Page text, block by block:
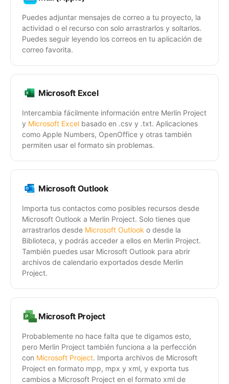
Puedes adjuntar mensajes de correo a tu proyecto, la
actividad o el recurso con solo arrastrarlos y soltarlos.
Puedes seguir leyendo los correos en tu aplicación de
correo favorita.
Microsoft Excel
Intercambia fácilmente información entre Merlin Project
y Microsoft Excel basado en .csv y .txt. Aplicaciones
como Apple Numbers, OpenOffice y otras también
permiten usar el formato sin problemas.
Microsoft Outlook
Importa tus contactos como posibles recursos desde
Microsoft Outlook a Merlin Project. Solo tienes que
arrastrarlos desde Microsoft Outlook o desde la
Biblioteca, y podrás acceder a ellos en Merlin Project.
También puedes usar Microsoft Outlook para abrir
archivos de calendario exportados desde Merlin
Project.
Microsoft Project
Probablemente no hace falta que te digamos esto,
pero Merlin Project también funciona a la perfección
con Microsoft Project. Importa archivos de Microsoft
Project en formato mpp, mpx y xml, y exporta tus
cambios a Microsoft Project en el formato xml de